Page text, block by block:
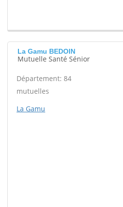
La Gamu BEDOIN
Mutuelle Santé Sénior
Département: 84
mutuelles
La Gamu